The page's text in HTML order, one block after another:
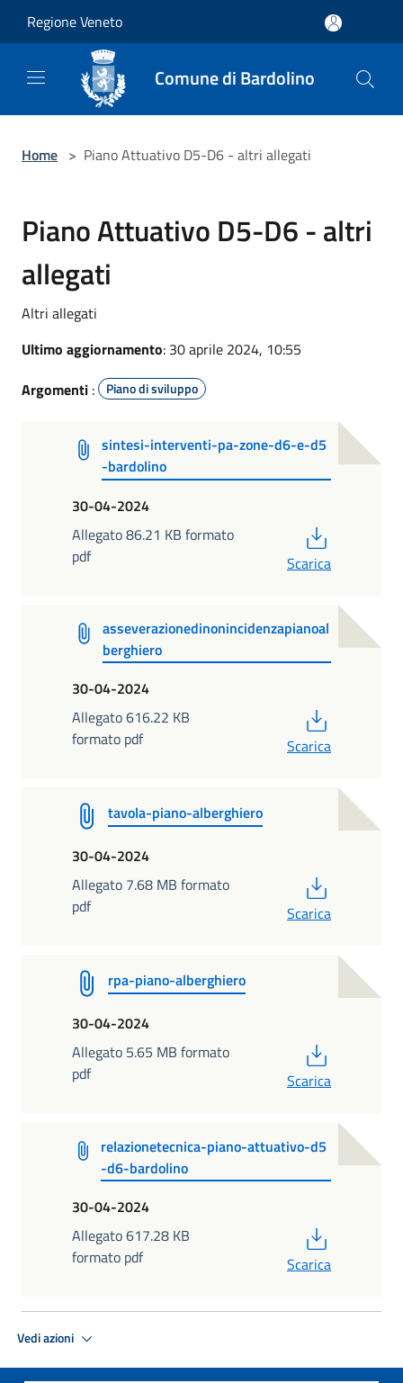
Regione Veneto
Comune di Bardolino
Home > Piano Attuativo D5-D6 - altri allegati
Piano Attuativo D5-D6 - altri
allegati
Altri allegati
Ultimo aggiornamento: 30 aprile 2024, 10:55
Argomenti : Piano di sviluppo
sintesi-interventi-pa-zone-d6-e-d5
-bardolino
30-04-2024
Allegato 86.21 KB formato
pdf
Scarica
asseverazionedinonincidenzapianoal
berghiero
30-04-2024
Allegato 616.22 KB
formato pdf
Scarica
tavola-piano-alberghiero
30-04-2024
Allegato 7.68 MB formato
pdf
Scarica
rpa-piano-alberghiero
30-04-2024
Allegato 5.65 MB formato
pdf
Scarica
relazionetecnica-piano-attuativo-d5
-d6-bardolino
30-04-2024
Allegato 617.28 KB
formato pdf
Scarica
Vedi azioni